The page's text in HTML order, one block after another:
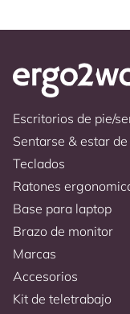
Escritorios de pie/
Sentarse & estar de
Teclados
Ratones
Base para laptop
Brazo de monitor
Marcas
Accesorios
Kit de teletrabajo